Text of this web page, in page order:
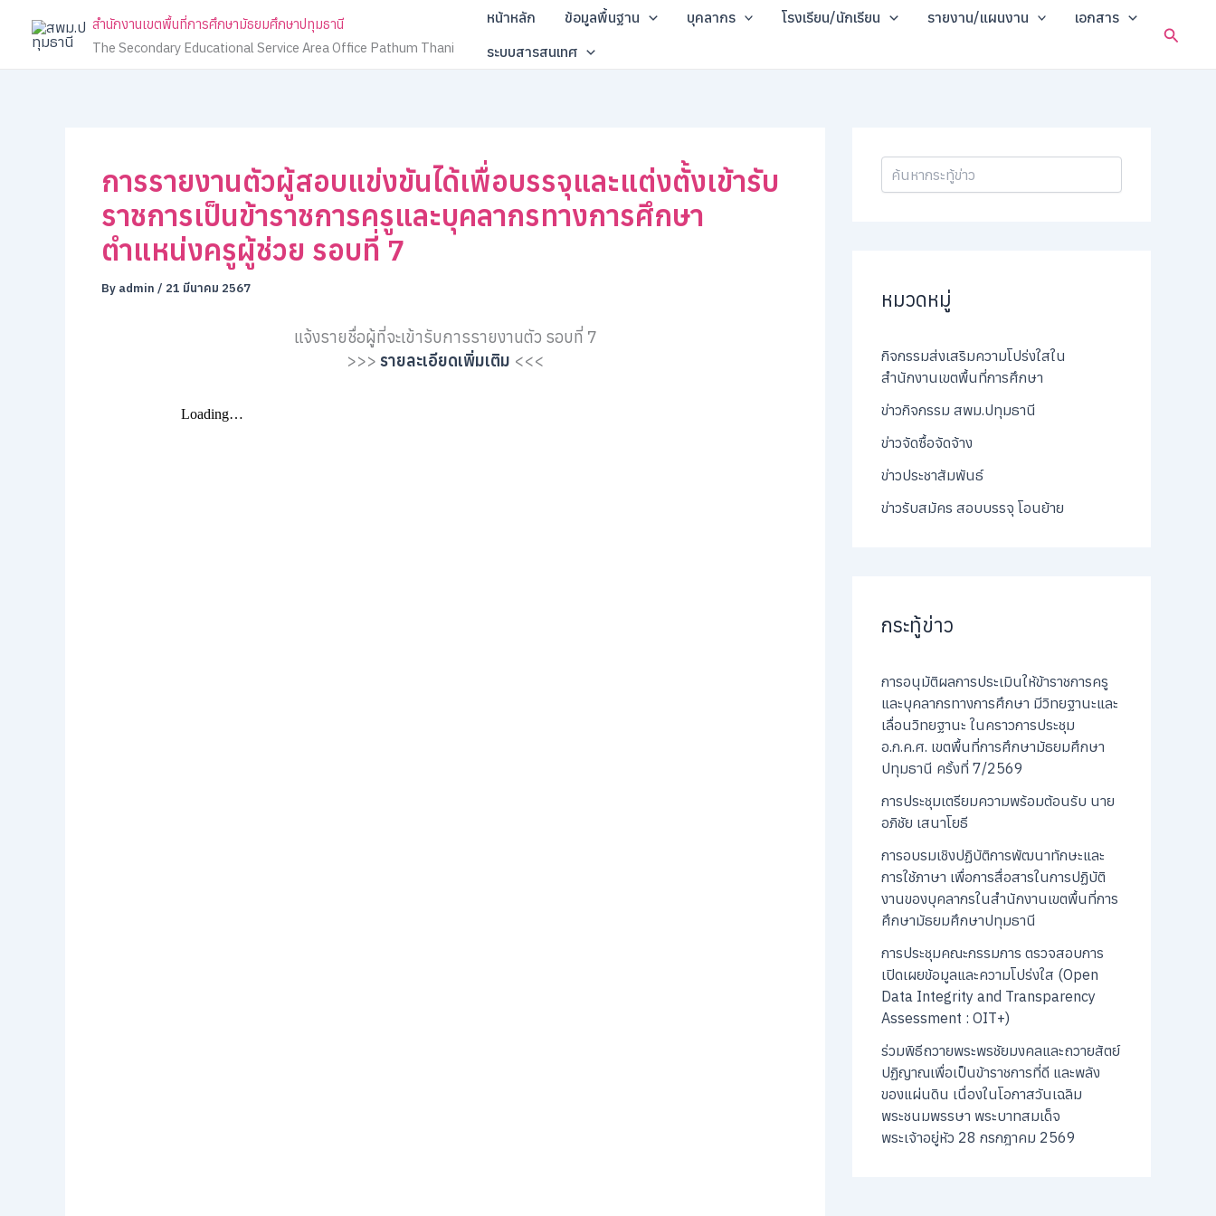
สำนักงานเขตพื้นที่การศึกษามัธยมศึกษาปทุมธานี
The Secondary Educational Service Area Office Pathum Thani
หน้าหลัก ข้อมูลพื้นฐาน บุคลากร โรงเรียน/นักเรียน รายงาน/แผนงาน
เอกสาร
ระบบสารสนเทศ
Search
การรายงานตัวผู้สอบแข่งขันได้เพื่อบรรจุและแต่งตั้งเข้ารับ
ราชการเป็นข้าราชการครูและบุคลากรทางการศึกษา
ตำแหน่งครูผู้ช่วย รอบที่ 7
By admin / 21 มีนาคม 2567
แจ้งรายชื่อผู้ที่จะเข้ารับการรายงานตัว รอบที่ 7
>>> รายละเอียดเพิ่มเติม <<<
หมวดหมู่
กิจกรรมส่งเสริมความโปร่งใสใน
สำนักงานเขตพื้นที่การศึกษา
ข่าวกิจกรรม สพม.ปทุมธานี
ข่าวจัดซื้อจัดจ้าง
ข่าวประชาสัมพันธ์
ข่าวรับสมัคร สอบบรรจุ โอนย้าย
กระทู้ข่าว
การอนุมัติผลการประเมินให้ข้าราชการครู
และบุคลากรทางการศึกษา มีวิทยฐานะและ
เลื่อนวิทยฐานะ ในคราวการประชุม
อ.ก.ค.ศ. เขตพื้นที่การศึกษามัธยมศึกษา
ปทุมธานี ครั้งที่ 7/2569
การประชุมเตรียมความพร้อมต้อนรับ นาย
อภิชัย เสนาโยธี
การอบรมเชิงปฏิบัติการพัฒนาทักษะและ
การใช้ภาษา เพื่อการสื่อสารในการปฏิบัติ
งานของบุคลากรในสำนักงานเขตพื้นที่การ
ศึกษามัธยมศึกษาปทุมธานี
การประชุมคณะกรรมการ ตรวจสอบการ
เปิดเผยข้อมูลและความโปร่งใส (Open
Data Integrity and Transparency
Assessment : OIT+)
ร่วมพิธีถวายพระพรชัยมงคลและถวายสัตย์
ปฏิญาณเพื่อเป็นข้าราชการที่ดี และพลัง
ของแผ่นดิน เนื่องในโอกาสวันเฉลิม
พระชนมพรรษา พระบาทสมเด็จ
พระเจ้าอยู่หัว 28 กรกฎาคม 2569